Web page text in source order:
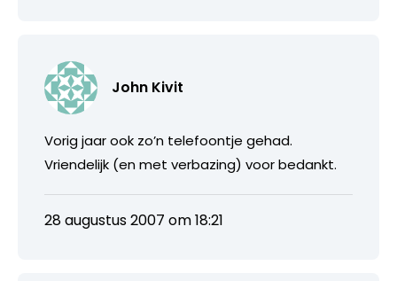
John Kivit
Vorig jaar ook zo’n telefoontje gehad.
Vriendelijk (en met verbazing) voor bedankt.
28 augustus 2007 om 18:21